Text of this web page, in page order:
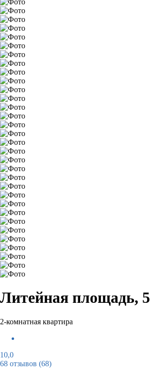
Литейная площадь, 5
2-комнатная квартира
10,0
68 отзывов (68)